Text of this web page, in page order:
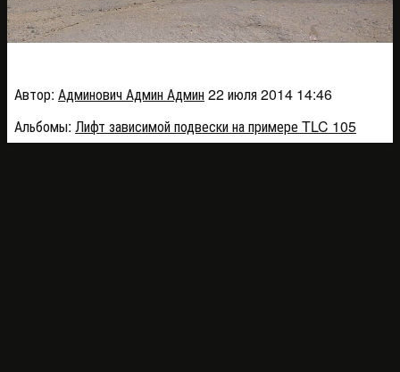
Автор: Админович Админ Админ22 июля 2014 14:46
Альбомы: Лифт зависимой подвески на примере TLC 105